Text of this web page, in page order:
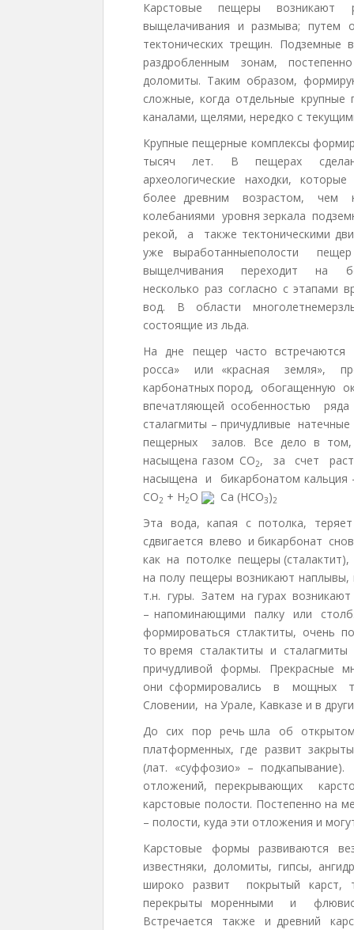
Карстовые пещеры возникают
выщелачивания и размыва; путем
тектонических трещин. Подземные
раздробленным зонам,
доломиты. Таким образом,
сложные, когда отдельные
каналами, щелями, нередко с
Крупные пещерные комплексы
тысяч лет. В пещерах
археологические находки,
более древним возрастом,
колебаниями уровня зеркала
рекой, а также тектоническими
уже выработанныеполости
выщелчивания переходит на
несколько раз согласно с
вод. В области
состоящие из льда.
На дне пещер часто встречаются
росса» или «красная земля»,
карбонатных пород, обогащенную
впечатляющей особенностью
сталагмиты – причудливые
пещерных залов. Все дело в том,
насыщена газом СО2, за счет
насыщена и бикарбонатом кальция
СО2 + Н2О Са (НСО3)2
Эта вода, капая с потолка, теряет
сдвигается влево и бикарбонат
как на потолке пещеры
на полу пещеры возникают
т.н. гуры. Затем на гурах
– напоминающими палку или
формироваться стлактиты, очень
то время сталактиты и
причудливой формы. Прекрасные
они сформировались в мощных
Словении, на Урале, Кавказе и в
До сих пор речь шла об
платформенных, где развит
(лат. «суффозио» –
отложений, перекрывающих
карстовые полости. Постепенно на
– полости, куда эти отложения и
Карстовые формы развиваются
известняки, доломиты, гипсы,
широко развит покрытый карст,
перекрыты моренными и
Встречается также и древний